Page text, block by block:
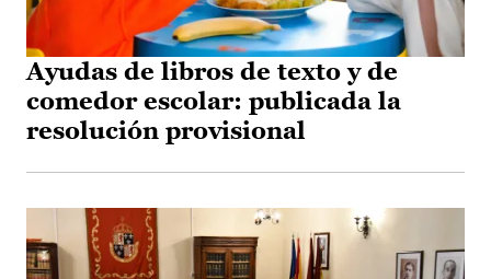
Ayudas de libros de texto y de
comedor escolar: publicada la
resolución provisional